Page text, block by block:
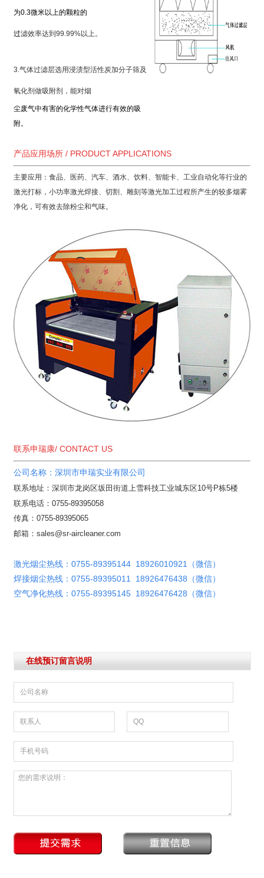
为0.3微米以上的颗粒的
过滤效率达到 99.99%以上。
3.气体过滤层选用浸渍型活性炭加分子筛及
氧化剂做吸附剂，能对烟
尘废气中有害的化学性气体进行有效的吸
附。
产品应用场所 / PRODUCT APPLICATIONS
主要应用：食品、医药、汽车、酒水、饮料、智能卡、工业自动化等行业的
激光打标，小功率激光焊接、切割、雕刻等激光加工过程所产生的较多烟雾
净化，可有效去除粉尘和气味。
联系申瑞康/ CONTACT US
公司名称：深圳市申瑞实业有限公司
联系地址：深圳市龙岗区坂田街道上雪科技工业城东区10号P栋5楼
联系电话：0755-89395058
传真：0755-89395065
邮箱：sales@sr-aircleaner.com
激光烟尘热线：0755-89395144 18926010921（微信）
焊接烟尘热线：0755-89395011 18926476438（微信）
空气净化热线：0755-89395145 18926476428（微信）
在线预订留言说明